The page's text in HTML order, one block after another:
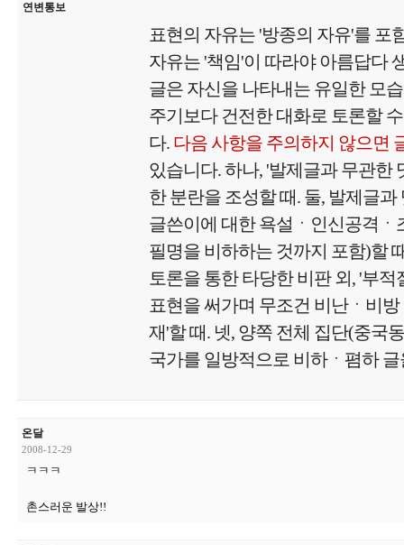
연변통보
표현의 자유는 '방종의 자유'를 포
자유는 '책임'이 따라야 아름답다
글은 자신을 나타내는 유일한 모
주기보다 건전한 대화로 토론할
다. 다음 사항을 주의하지 않으면
있습니다. 하나, '발제글과 무관한
한 분란을 조성할 때. 둘, 발제글
글쓴이에 대한 욕설ㆍ인신공격ㆍ
필명을 비하하는 것까지 포함)할
토론을 통한 타당한 비판 외, '부
표현을 써가며 무조건 비난ㆍ비
재'할 때. 넷, 양쪽 전체 집단(중국
국가를 일방적으로 비하ㆍ폄하 글
온달
2008-12-29
ㅋㅋㅋ
촌스러운 발상!!